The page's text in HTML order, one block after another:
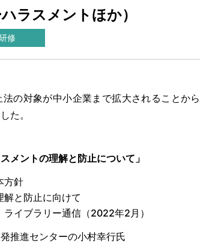
ラスメントほか）
修
の対象が中小企業まで拡大されることか
た。
メントの理解と防止について」
方針
と防止に向けて
イブラリー通信（2022年2月）
推進センターの小村幸行氏